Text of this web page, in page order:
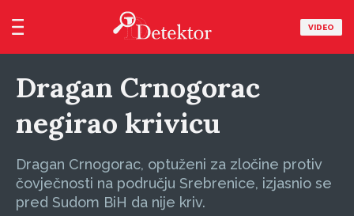
VIDEO
Dragan Crnogorac
negirao krivicu
Dragan Crnogorac, optuženi za zločine protiv
čovječnosti na području Srebrenice, izjasnio se
pred Sudom BiH da nije kriv.